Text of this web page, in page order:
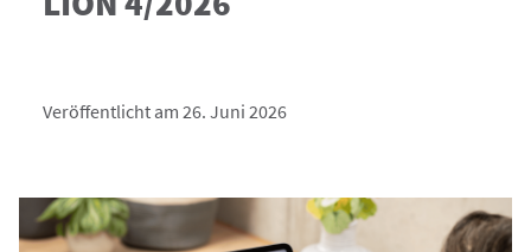
Veröffentlicht am 26. Juni 2026